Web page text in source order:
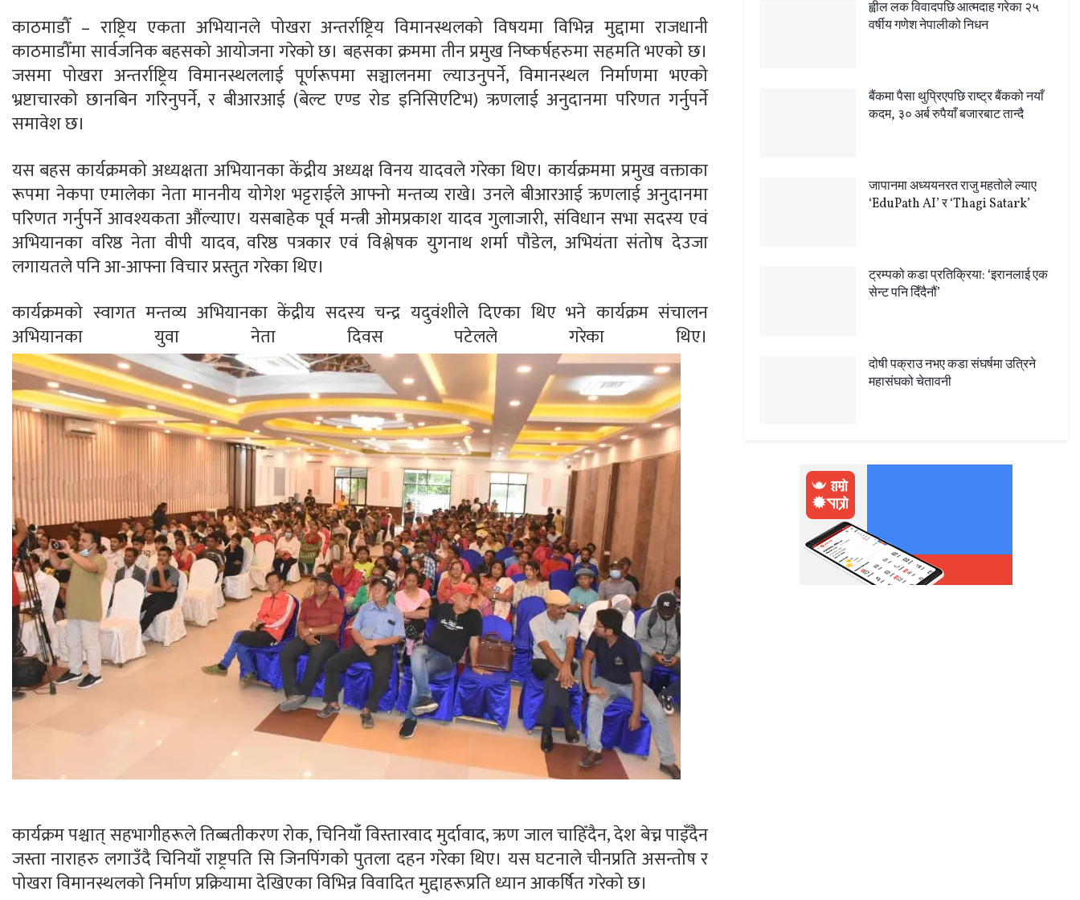
काठमाडौँ – राष्ट्रिय एकता अभियानले पोखरा अन्तर्राष्ट्रिय विमानस्थलको विषयमा विभिन्न मुद्दामा राजधानी
काठमाडौँमा सार्वजनिक बहसको आयोजना गरेको छ। बहसका क्रममा तीन प्रमुख निष्कर्षहरुमा सहमति भएको छ।
जसमा पोखरा अन्तर्राष्ट्रिय विमानस्थललाई पूर्णरूपमा सञ्चालनमा ल्याउनुपर्ने, विमानस्थल निर्माणमा भएको
भ्रष्टाचारको छानबिन गरिनुपर्ने, र बीआरआई (बेल्ट एण्ड रोड इनिसिएटिभ) ऋणलाई अनुदानमा परिणत गर्नुपर्ने
समावेश छ।
यस बहस कार्यक्रमको अध्यक्षता अभियानका केंद्रीय अध्यक्ष विनय यादवले गरेका थिए। कार्यक्रममा प्रमुख वक्ताका
रूपमा नेकपा एमालेका नेता माननीय योगेश भट्टराईले आफ्नो मन्तव्य राखे। उनले बीआरआई ऋणलाई अनुदानमा
परिणत गर्नुपर्ने आवश्यकता औंल्याए। यसबाहेक पूर्व मन्त्री ओमप्रकाश यादव गुलाजारी, संविधान सभा सदस्य एवं
अभियानका वरिष्ठ नेता वीपी यादव, वरिष्ठ पत्रकार एवं विश्लेषक युगनाथ शर्मा पौडेल, अभियंता संतोष देउजा
लगायतले पनि आ-आफ्ना विचार प्रस्तुत गरेका थिए।
कार्यक्रमको स्वागत मन्तव्य अभियानका केंद्रीय सदस्य चन्द्र यदुवंशीले दिएका थिए भने कार्यक्रम संचालन
अभियानका युवा नेता दिवस पटेलले गरेका थिए।
कार्यक्रम पश्चात् सहभागीहरूले तिब्बतीकरण रोक, चिनियाँ विस्तारवाद मुर्दावाद, ऋण जाल चाहिँदैन, देश बेच्न पाइँदैन
जस्ता नाराहरु लगाउँदै चिनियाँ राष्ट्रपति सि जिनपिंगको पुतला दहन गरेका थिए। यस घटनाले चीनप्रति असन्तोष र
पोखरा विमानस्थलको निर्माण प्रक्रियामा देखिएका विभिन्न विवादित मुद्दाहरूप्रति ध्यान आकर्षित गरेको छ।
ह्वील लक विवादपछि आत्मदाह गरेका २५
वर्षीय गणेश नेपालीको निधन
बैंकमा पैसा थुप्रिएपछि राष्ट्र बैंकको नयाँ
कदम, ३० अर्ब रुपैयाँ बजारबाट तान्दै
जापानमा अध्ययनरत राजु महतोले ल्याए
‘EduPath AI’ र ‘Thagi Satark’
ट्रम्पको कडा प्रतिक्रिया: ‘इरानलाई एक
सेन्ट पनि दिँदैनौं’
दोषी पक्राउ नभए कडा संघर्षमा उत्रिने
महासंघको चेतावनी